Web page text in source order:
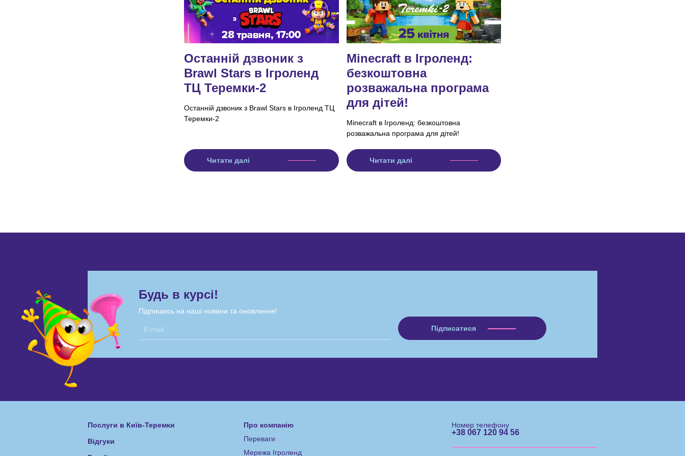
Останній дзвоник з
Brawl Stars в Ігроленд
ТЦ Теремки-2
Останній дзвоник з Brawl Stars в Ігроленд ТЦ
Теремки-2
Читати далі
Minecraft в Ігроленд:
безкоштовна
розважальна програма
для дітей!
Minecraft в Ігроленд: безкоштовна
розважальна програма для дітей!
Читати далі
Будь в курсі!
Підпишись на наші новини та оновлення!
Послуги в Київ-Теремки
Відгуки
Про компанію
Переваги
Мережа Ігроленд
Номер телефону
+38 067 120 94 56